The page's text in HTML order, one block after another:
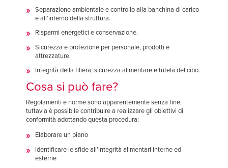
Separazione ambientale e controllo alla banchina di carico
e all’interno della struttura.
Risparmi energetici e conservazione.
Sicurezza e protezione per personale, prodotti e
attrezzature.
Integrità della filiera, sicurezza alimentare e tutela del cibo.
Cosa si può fare?
Regolamenti e norme sono apparentemente senza fine,
tuttavia è possibile contribuire a realizzare gli obiettivi di
conformità adottando questa procedura:
Elaborare un piano
Identificare le sfide all’integrità alimentari interne ed
esterne